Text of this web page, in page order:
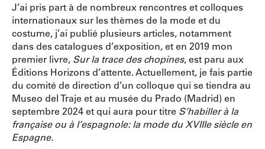
J’ai pris part à de nombreux rencontres et colloques
internationaux sur les thèmes de la mode et du
costume, j’ai publié plusieurs articles, notamment
dans des catalogues d’exposition, et en 2019 mon
premier livre, Sur la trace des chopines, est paru aux
Éditions Horizons d’attente. Actuellement, je fais partie
du comité de direction d’un colloque qui se tiendra au
Museo del Traje et au musée du Prado (Madrid) en
septembre 2024 et qui aura pour titre S’habiller à la
française ou à l’espagnole: la mode du XVIIIe siècle en
Espagne.